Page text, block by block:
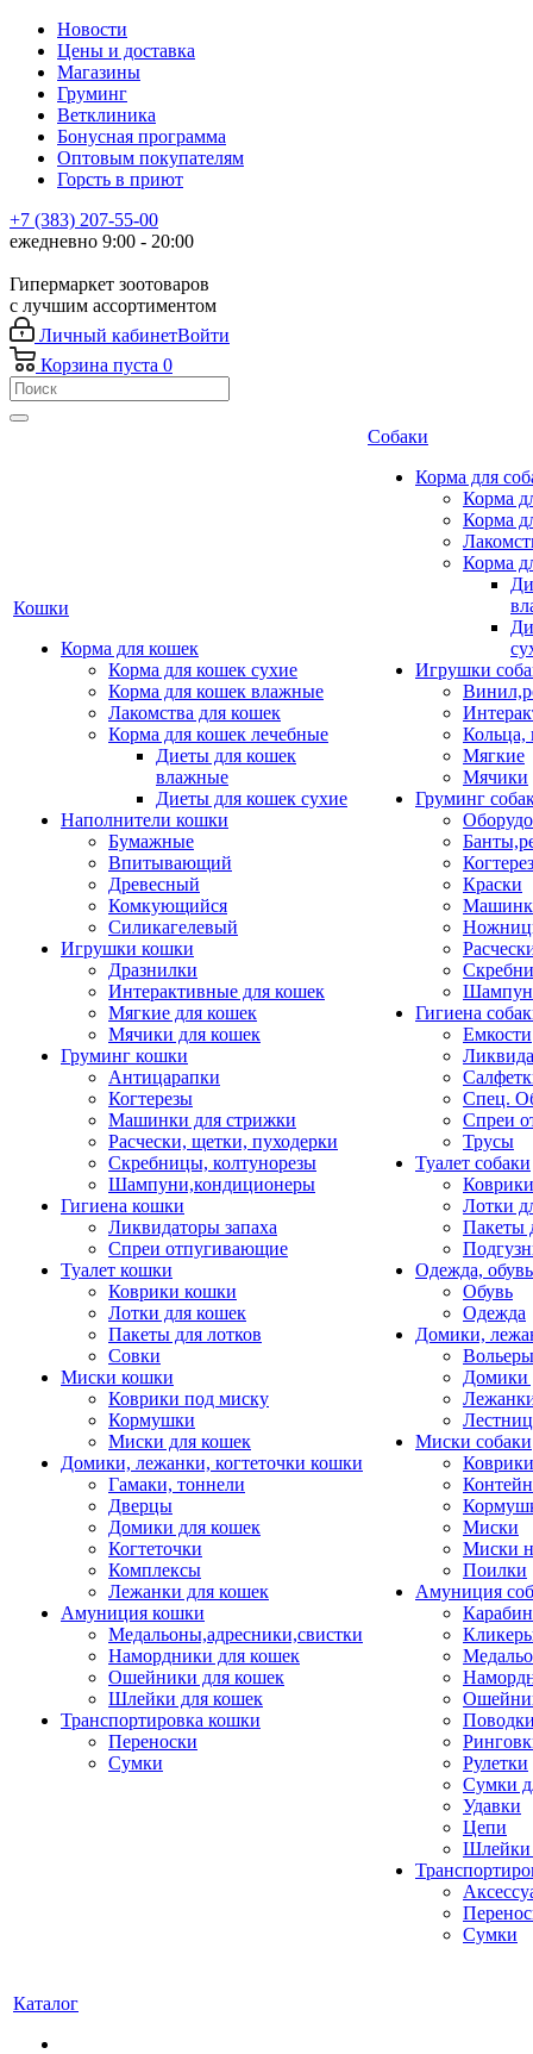
Новости
Цены и доставка
Магазины
Груминг
Ветклиника
Бонусная программа
Оптовым покупателям
Горсть в приют
+7 (383) 207-55-00
ежедневно 9:00 - 20:00
Гипермаркет зоотоваров
с лучшим ассортиментом
Личный кабинетВойти
Корзина пуста 0
Кошки
Корма для кошек
Корма для кошек сухие
Корма для кошек влажные
Лакомства для кошек
Корма для кошек лечебные
Диеты для кошек
влажные
Диеты для кошек сухие
Наполнители кошки
Бумажные
Впитывающий
Древесный
Комкующийся
Силикагелевый
Игрушки кошки
Дразнилки
Интерактивные для кошек
Мягкие для кошек
Мячики для кошек
Груминг кошки
Антицарапки
Когтерезы
Машинки для стрижки
Расчески, щетки, пуходерки
Скребницы, колтунорезы
Шампуни,кондиционеры
Гигиена кошки
Ликвидаторы запаха
Спреи отпугивающие
Туалет кошки
Коврики кошки
Лотки для кошек
Пакеты для лотков
Совки
Миски кошки
Коврики под миску
Кормушки
Миски для кошек
Домики, лежанки, когтеточки кошки
Гамаки, тоннели
Дверцы
Домики для кошек
Когтеточки
Комплексы
Лежанки для кошек
Амуниция кошки
Медальоны,адресники,свистки
Намордники для кошек
Ошейники для кошек
Шлейки для кошек
Транспортировка кошки
Переноски
Сумки
Собаки
Корма для
Корма
Корма
Корма
Игрушки
Кольца,
Мягкие
Мячики
Груминг
Краски
Гигиена
Емкости
Спец.
Спреи
Трусы
Туалет собаки
Коврики
Лотки
Пакеты
Одежда, обувь
Обувь
Одежда
Домики,
Домики
Миски собаки
Миски
Миски
Поилки
Амуниция
Рулетки
Сумки
Удавки
Цепи
Шлейки
Сумки
Каталог